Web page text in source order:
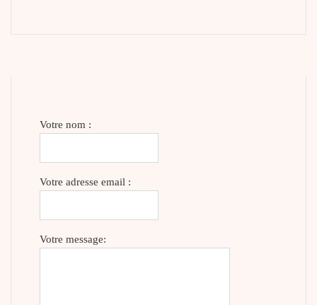
Votre nom :
Votre adresse email :
Votre message: